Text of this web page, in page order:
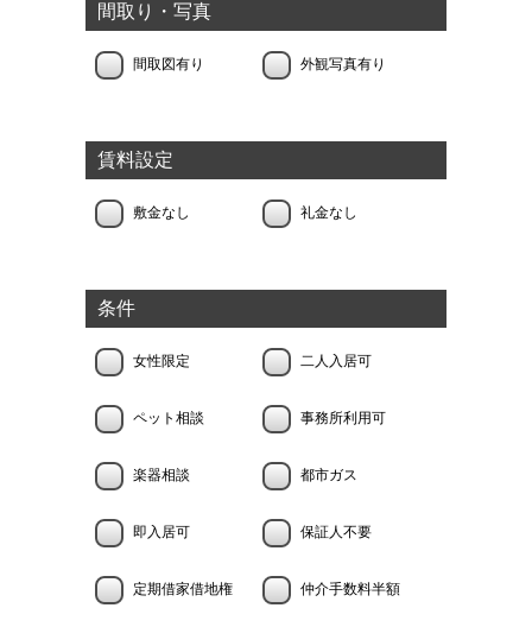
間取り・写真
間取図有り 外観写真有り
賃料設定
敷金なし 礼金なし
条件
女性限定 二人入居可
ペット相談 事務所利用可
楽器相談 都市ガス
即入居可 保証人不要
定期借家借地権 仲介手数料半額